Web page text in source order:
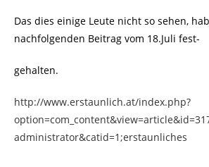
Das dies einige Leute nicht so sehen,
nachfolgenden Beitrag vom 18.Juli fest-
gehalten.
http://www.erstaunlich.at/index.php?
administrator&catid=1;erstaunliches